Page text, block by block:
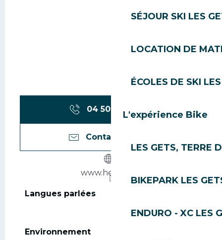
SÉJOUR SKI LES
LOCATION DE
ÉCOLES DE SKI
L'expérience Bike
LES GETS, TERRE
BIKEPARK LES
ENDURO - XC LES
04 50 79 06 ▒▒
Contactez-nous
www.helstyle.fr
Langues parlées
Langues parlées
Environnement
Environnement